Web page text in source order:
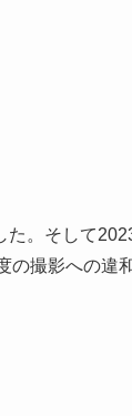
。そして
の撮影への違